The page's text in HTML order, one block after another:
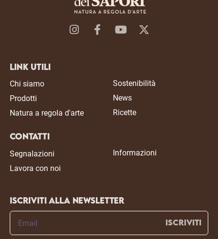
Link Utili
Chi siamo
Prodotti
Natura a regola d'arte
Sostenibilità
News
Ricette
Contatti
Segnalazioni
Lavora con noi
Informazioni
Iscriviti alla newsletter
ISCRIVITI